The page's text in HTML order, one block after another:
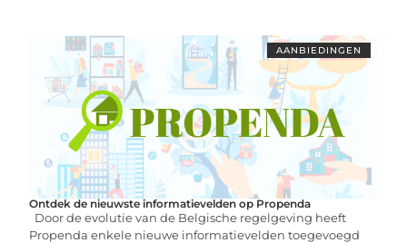
AANBIEDINGEN
Ontdek de nieuwste informatievelden op Propenda
Door de evolutie van de Belgische regelgeving heeft
Propenda enkele nieuwe informatievelden toegevoegd